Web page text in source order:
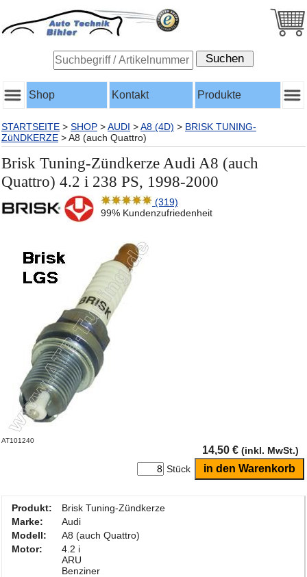
Shop Kontakt Produkte
STARTSEITE > SHOP >AUDI >A8 (4D) > BRISK TUNING-
ZüNDKERZE >A8 (auch Quattro)
Brisk Tuning-Zündkerze Audi A8 (auch
Quattro) 4.2 i 238 PS, 1998-2000
(319)
99% Kundenzufriedenheit
AT101240
14,50 € (inkl. MwSt.)
Stück
Produkt:
Brisk Tuning-Zündkerze
Marke:
Audi
Modell:
A8 (auch Quattro)
Motor:
4.2 i
ARU
Benziner